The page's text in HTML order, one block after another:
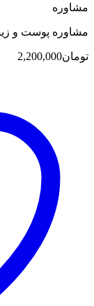
مشاوره
مشاوره پوست و
تومان2,200,000